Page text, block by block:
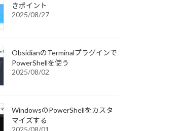
きポイント
2025/08/27
ObsidianのTerminalプラグインで
PowerShellを使う
2025/08/02
WindowsのPowerShellをカスタ
マイズする
2025/08/01